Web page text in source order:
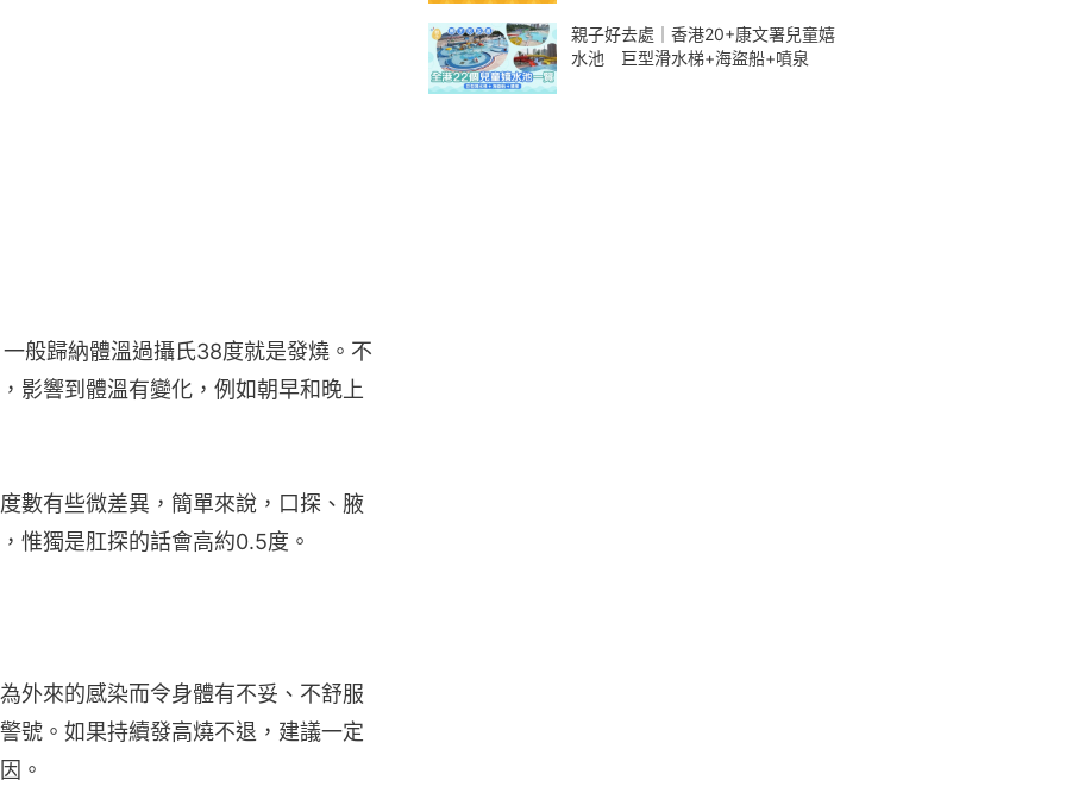
般歸納體溫過攝氏38度就是發燒。不
影響到體溫有變化，例如朝早和晚上
數有些微差異，簡單來說，口探、腋
惟獨是肛探的話會高約0.5度。
外來的感染而令身體有不妥、不舒服
號。如果持續發高燒不退，建議一定
。
親子好去處｜香港20+康文署兒童嬉
水池 巨型滑水梯+海盜船+噴泉